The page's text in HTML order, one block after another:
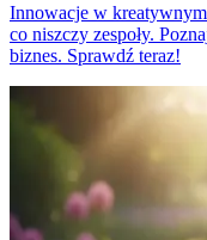
Innowacje w
co niszczy zespoły.
biznes. Sprawdź teraz!